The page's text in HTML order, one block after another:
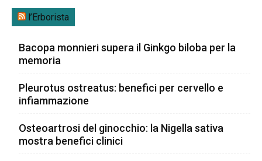
l’Erborista
Bacopa monnieri supera il Ginkgo biloba per la
memoria
Pleurotus ostreatus: benefici per cervello e
infiammazione
Osteoartrosi del ginocchio: la Nigella sativa
mostra benefici clinici